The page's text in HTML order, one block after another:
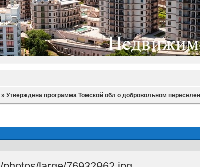
»Утверждена программа Томской обл о добровольном